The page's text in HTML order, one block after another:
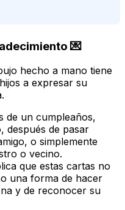
💌
hecho a mano tiene
a expresar su
de un cumpleaños,
después de pasar
o simplemente
o vecino.
que estas cartas no
una forma de hacer
y de reconocer su